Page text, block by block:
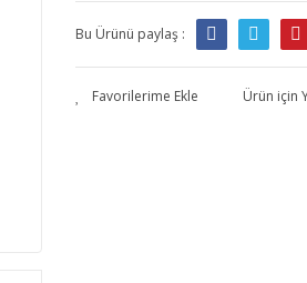
Bu Ürünü paylaş :
Ürün için